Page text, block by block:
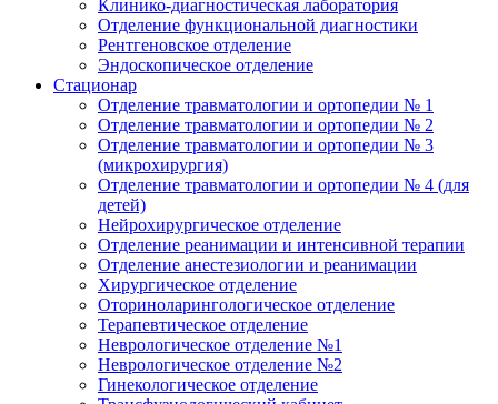
Клинико-диагностическая лаборатория
Отделение функциональной диагностики
Рентгеновское отделение
Эндоскопическое отделение
Стационар
Отделение травматологии и ортопедии № 1
Отделение травматологии и ортопедии № 2
Отделение травматологии и ортопедии № 3
(микрохирургия)
Отделение травматологии и ортопедии № 4 (для
детей)
Нейрохирургическое отделение
Отделение реанимации и интенсивной терапии
Отделение анестезиологии и реанимации
Хирургическое отделение
Оториноларингологическое отделение
Терапевтическое отделение
Неврологическое отделение №1
Неврологическое отделение №2
Гинекологическое отделение